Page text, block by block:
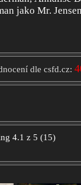
jako Mr.
dle csfd.cz:
4.1 z 5 (15)